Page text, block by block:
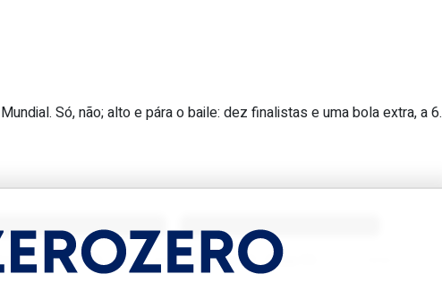
Só, não; alto e pára o baile: dez finalistas e uma bola extra, a 6.
Tovar FC 01/01/2026 Tovar FC